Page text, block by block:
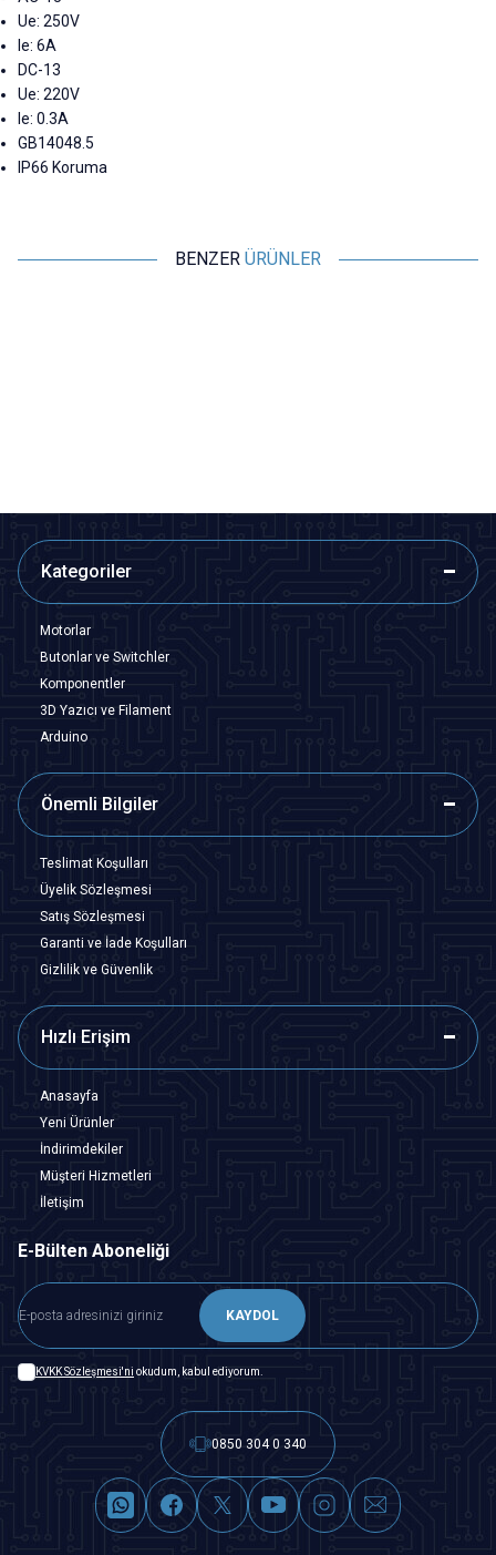
Ue: 250V
Ie: 6A
DC-13
Ue: 220V
Ie: 0.3A
GB14048.5
IP66 Koruma
BENZER ÜRÜNLER
Kategoriler
Motorlar
Butonlar ve Switchler
Komponentler
3D Yazıcı ve Filament
Arduino
Önemli Bilgiler
Teslimat Koşulları
Üyelik Sözleşmesi
Satış Sözleşmesi
Garanti ve İade Koşulları
Gizlilik ve Güvenlik
Hızlı Erişim
Anasayfa
Yeni Ürünler
İndirimdekiler
Müşteri Hizmetleri
İletişim
E-Bülten Aboneliği
KAYDOL
KVKK Sözleşmesi'ni okudum, kabul ediyorum.
0850 304 0 340